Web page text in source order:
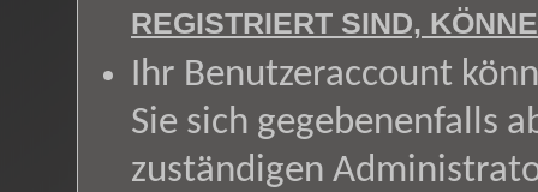
REGISTRIERT SIND,
Ihr Benutzeraccount
Sie sich gegebenenfalls
zuständigen